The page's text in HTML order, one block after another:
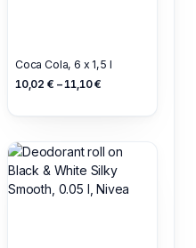
Coca Cola, 6 x 1,5 l
10,02 € – 11,10 €